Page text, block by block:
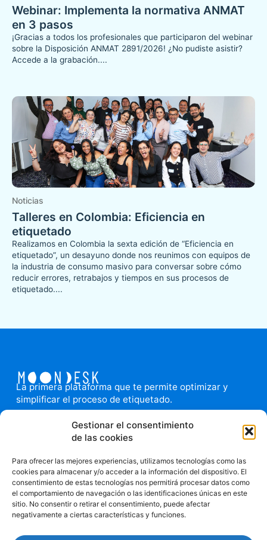
Gestionar el consentimiento
de las cookies
Para ofrecer las mejores experiencias, utilizamos tecnologías como las
cookies para almacenar y/o acceder a la información del dispositivo. El
consentimiento de estas tecnologías nos permitirá procesar datos como
el comportamiento de navegación o las identificaciones únicas en este
sitio. No consentir o retirar el consentimiento, puede afectar
negativamente a ciertas características y funciones.
Webinar: Implementa la normativa ANMAT
en 3 pasos
¡Gracias a todos los profesionales que participaron del webinar
sobre la Disposición ANMAT 2891/2026! ¿No pudiste asistir?
Accede a la grabación....
Noticias
Talleres en Colombia: Eficiencia en
etiquetado
Realizamos en Colombia la sexta edición de “Eficiencia en
etiquetado”, un desayuno donde nos reunimos con equipos de
la industria de consumo masivo para conversar sobre cómo
reducir errores, retrabajos y tiempos en sus procesos de
etiquetado....
La primera plataforma que te permite optimizar y
simplificar el proceso de etiquetado.
El aliado tecnológico de tu equipo: Integra
proveedores, equipos e imprenta facilitando la fluidez
y permite la trazabilidad de las tareas relacionadas
con el diseño de packaging. Todo en un solo lugar.